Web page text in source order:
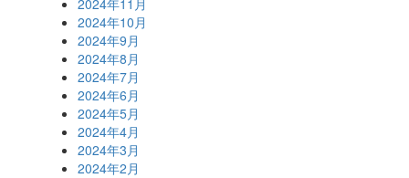
2024年10月
2024年9月
2024年8月
2024年7月
2024年6月
2024年5月
2024年4月
2024年3月
2024年2月